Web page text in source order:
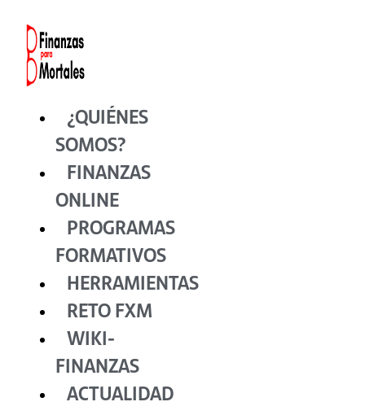
contenido
¿QUIÉNES
SOMOS?
FINANZAS
ONLINE
PROGRAMAS
FORMATIVOS
HERRAMIENTAS
RETO FXM
WIKI-
FINANZAS
ACTUALIDAD